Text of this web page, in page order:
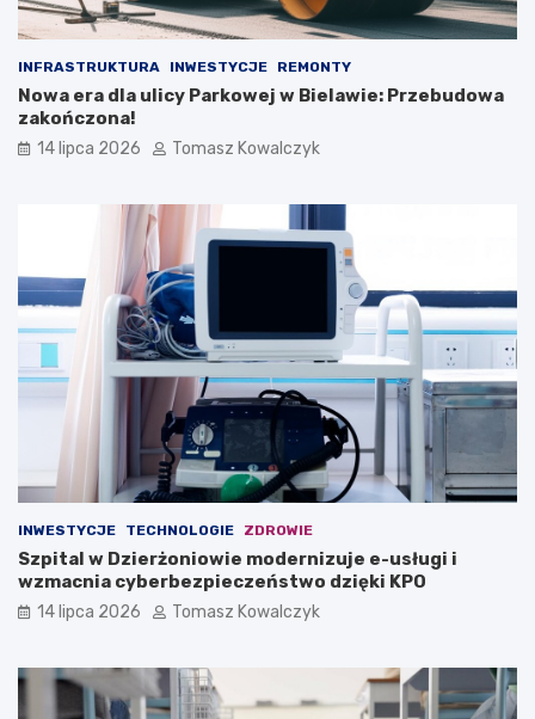
INFRASTRUKTURA INWESTYCJE REMONTY
Nowa era dla ulicy Parkowej w Bielawie: Przebudowa
zakończona!
14 lipca 2026 Tomasz Kowalczyk
INWESTYCJE TECHNOLOGIE ZDROWIE
Szpital w Dzierżoniowie modernizuje e-usługi i
wzmacnia cyberbezpieczeństwo dzięki KPO
14 lipca 2026 Tomasz Kowalczyk